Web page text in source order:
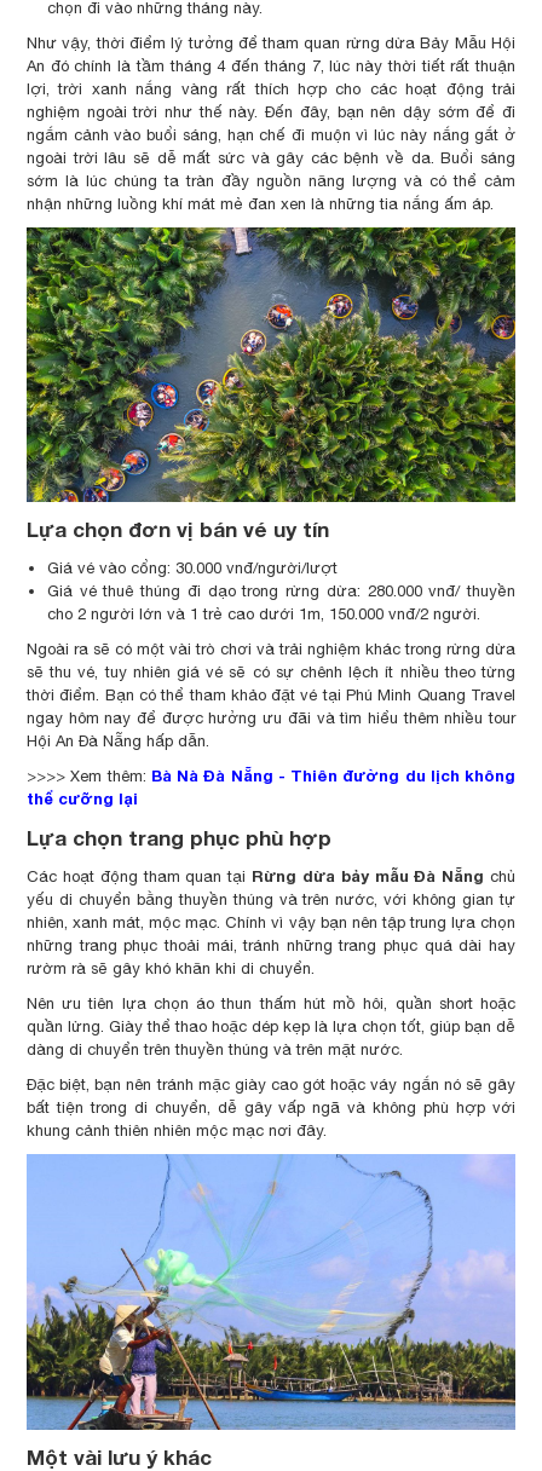
chọn đi vào những tháng này.
Như vậy, thời điểm lý tưởng để tham quan rừng dừa Bảy Mẫu Hội
An đó chính là tầm tháng 4 đến tháng 7, lúc này thời tiết rất thuận
lợi, trời xanh nắng vàng rất thích hợp cho các hoạt động trải
nghiệm ngoài trời như thế này. Đến đây, bạn nên dậy sớm để đi
ngắm cảnh vào buổi sáng, hạn chế đi muộn vì lúc này nắng gắt ở
ngoài trời lâu sẽ dễ mất sức và gây các bệnh về da. Buổi sáng
sớm là lúc chúng ta tràn đầy nguồn năng lượng và có thể cảm
nhận những luồng khí mát mẻ đan xen là những tia nắng ấm áp.
Lựa chọn đơn vị bán vé uy tín
Giá vé vào cổng: 30.000 vnđ/người/lượt
Giá vé thuê thúng đi dạo trong rừng dừa: 280.000 vnđ/ thuyền
cho 2 người lớn và 1 trẻ cao dưới 1m, 150.000 vnđ/2 người.
Ngoài ra sẽ có một vài trò chơi và trải nghiệm khác trong rừng dừa
sẽ thu vé, tuy nhiên giá vé sẽ có sự chênh lệch ít nhiều theo từng
thời điểm. Bạn có thể tham khảo đặt vé tại Phú Minh Quang Travel
ngay hôm nay để được hưởng ưu đãi và tìm hiểu thêm nhiều tour
Hội An Đà Nẵng hấp dẫn.
>>>> Xem thêm: Bà Nà Đà Nẵng - Thiên đường du lịch không
thể cưỡng lại
Lựa chọn trang phục phù hợp
Các hoạt động tham quan tại Rừng dừa bảy mẫu Đà Nẵng chủ
yếu di chuyển bằng thuyền thúng và trên nước, với không gian tự
nhiên, xanh mát, mộc mạc. Chính vì vậy bạn nên tập trung lựa chọn
những trang phục thoải mái, tránh những trang phục quá dài hay
rườm rà sẽ gây khó khăn khi di chuyển.
Nên ưu tiên lựa chọn áo thun thấm hút mồ hôi, quần short hoặc
quần lửng. Giày thể thao hoặc dép kẹp là lựa chọn tốt, giúp bạn dễ
dàng di chuyển trên thuyền thúng và trên mặt nước.
Đặc biệt, bạn nên tránh mặc giày cao gót hoặc váy ngắn nó sẽ gây
bất tiện trong di chuyển, dễ gây vấp ngã và không phù hợp với
khung cảnh thiên nhiên mộc mạc nơi đây.
Một vài lưu ý khác